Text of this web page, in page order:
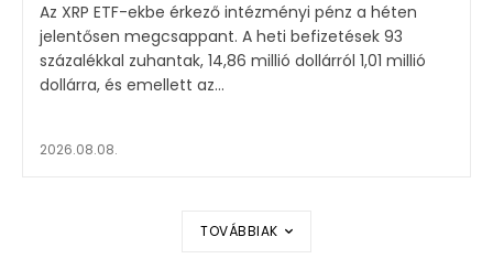
Az XRP ETF-ekbe érkező intézményi pénz a héten
jelentősen megcsappant. A heti befizetések 93
százalékkal zuhantak, 14,86 millió dollárról 1,01 millió
dollárra, és emellett az...
2026.08.08.
TOVÁBBIAK